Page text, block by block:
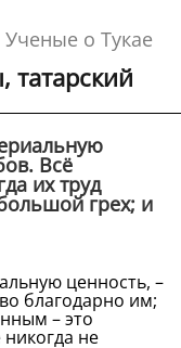
Ученые о Тукае
Всё
их труд
грех; и
ценность, –
благодарно им;
– это
не